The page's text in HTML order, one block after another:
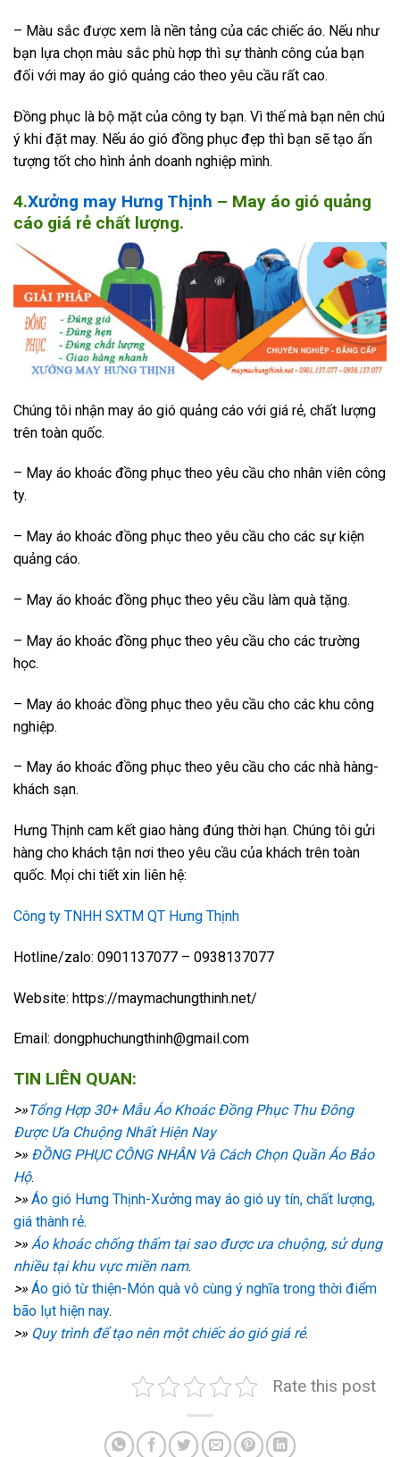
– Màu sắc được xem là nền tảng của các chiếc áo. Nếu như
bạn lựa chọn màu sắc phù hợp thì sự thành công của bạn
đối với may áo gió quảng cáo theo yêu cầu rất cao.
Đồng phục là bộ mặt của công ty bạn. Vì thế mà bạn nên chú
ý khi đặt may. Nếu áo gió đồng phục đẹp thì bạn sẽ tạo ấn
tượng tốt cho hình ảnh doanh nghiệp mình.
4.Xưởng may Hưng Thịnh – May áo gió quảng
cáo giá rẻ chất lượng.
Chúng tôi nhận may áo gió quảng cáo với giá rẻ, chất lượng
trên toàn quốc.
– May áo khoác đồng phục theo yêu cầu cho nhân viên công
ty.
– May áo khoác đồng phục theo yêu cầu cho các sự kiện
quảng cáo.
– May áo khoác đồng phục theo yêu cầu làm quà tặng.
– May áo khoác đồng phục theo yêu cầu cho các trường
học.
– May áo khoác đồng phục theo yêu cầu cho các khu công
nghiệp.
– May áo khoác đồng phục theo yêu cầu cho các nhà hàng-
khách sạn.
Hưng Thịnh cam kết giao hàng đúng thời hạn. Chúng tôi gửi
hàng cho khách tận nơi theo yêu cầu của khách trên toàn
quốc. Mọi chi tiết xin liên hệ:
Công ty TNHH SXTM QT Hưng Thịnh
Hotline/zalo: 0901137077 – 0938137077
Website: https://maymachungthinh.net/
Email: dongphuchungthinh@gmail.com
TIN LIÊN QUAN:
>»Tổng Hợp 30+ Mẫu Áo Khoác Đồng Phục Thu Đông
Được Ưa Chuộng Nhất Hiện Nay
>» ĐỒNG PHỤC CÔNG NHÂN Và Cách Chọn Quần Áo Bảo
Hộ.
>» Áo gió Hưng Thịnh-Xưởng may áo gió uy tín, chất lượng,
giá thành rẻ.
>» Áo khoác chống thấm tại sao được ưa chuộng, sử dụng
nhiều tại khu vực miền nam.
>» Áo gió từ thiện-Món quà vô cùng ý nghĩa trong thời điểm
bão lụt hiện nay.
>» Quy trình để tạo nên một chiếc áo gió giá rẻ.
Rate this post